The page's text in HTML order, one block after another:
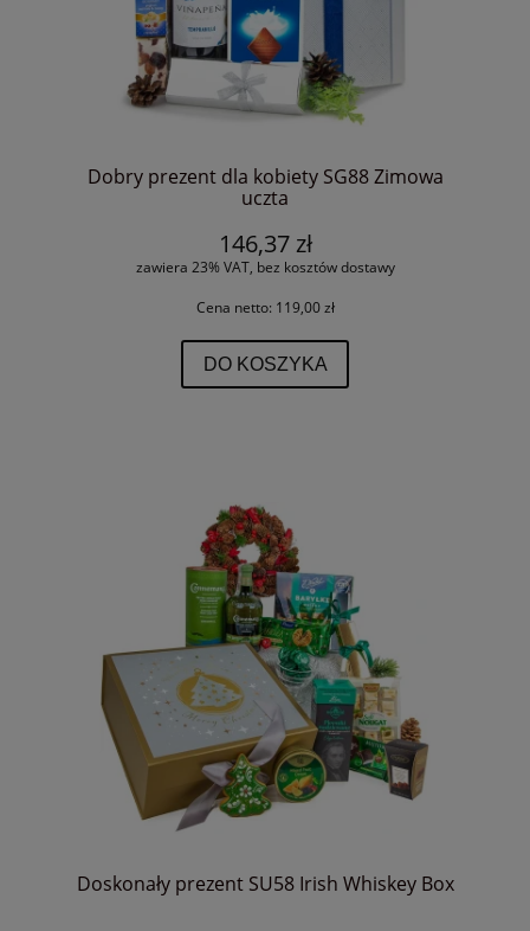
Dobry prezent dla kobiety SG88 Zimowa
uczta
146,37 zł
zawiera 23% VAT, bez kosztów dostawy
Cena netto: 119,00 zł
DO KOSZYKA
Doskonały prezent SU58 Irish Whiskey Box